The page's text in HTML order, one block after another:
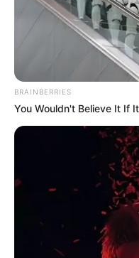
BRAINBERRIES
You Wouldn't Believe It If